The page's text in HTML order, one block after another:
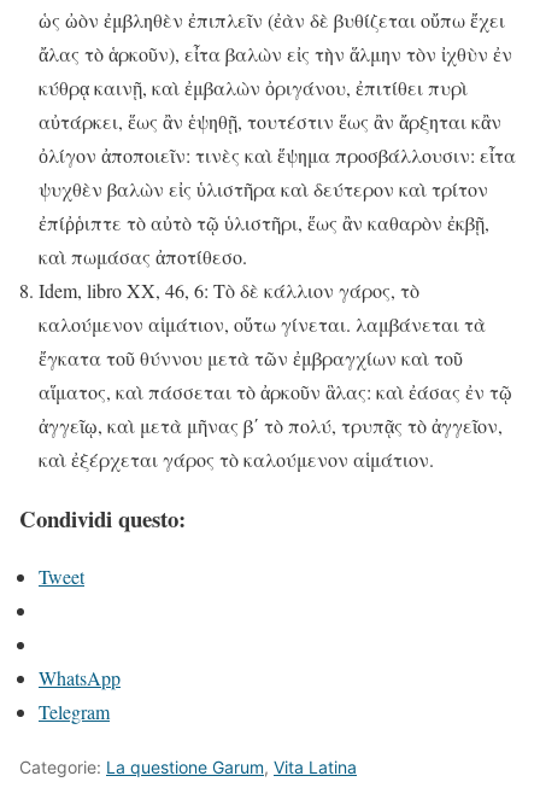
ὡς ὠὸν ἐμβληθὲν ἐπιπλεῖν (ἐὰν δὲ βυθίζεται οὔπω ἔχει
ἄλας τὸ ἁρκοῦν), εἶτα βαλὼν εἰς τὴν ἅλμην τὸν ἰχθὺν ἐν
κύθρᾳ καινῇ, καὶ ἐμβαλὼν ὀριγάνου, ἐπιτίθει πυρὶ
αὐτάρκει, ἕως ἂν ἑψηθῇ, τουτέστιν ἕως ἂν ἄρξηται κἂν
ὀλίγον ἀποποιεῖν: τινὲς καὶ ἕψημα προσβάλλουσιν: εἶτα
ψυχθὲν βαλὼν εἰς ὑλιστῆρα καὶ δεύτερον καὶ τρίτον
ἐπίῤῥιπτε τὸ αὐτὸ τῷ ὑλιστῆρι, ἕως ἂν καθαρὸν ἐκβῇ,
καὶ πωμάσας ἀποτίθεσο.
Idem, libro XX, 46, 6: Τὸ δὲ κάλλιον γάρος, τὸ
καλούμενον αἱμάτιον, οὕτω γίνεται. λαμβάνεται τὰ
ἔγκατα τοῦ θύννου μετὰ τῶν ἐμβραγχίων καὶ τοῦ
αἵματος, καὶ πάσσεται τὸ ἀρκοῦν ἃλας: καὶ ἐάσας ἐν τῷ
ἀγγεῖῳ, καὶ μετὰ μῆνας βʹ τὸ πολύ, τρυπᾷς τὸ ἀγγεῖον,
καὶ ἐξέρχεται γάρος τὸ καλούμενον αἱμάτιον.
Condividi questo:
Tweet
WhatsApp
Telegram
Categorie: La questione Garum, Vita Latina